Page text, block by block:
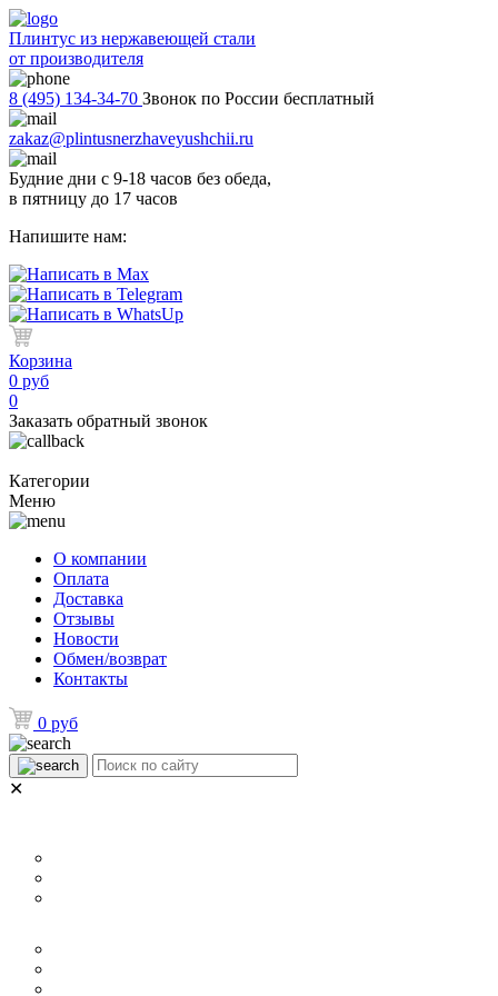
Плинтус из нержавеющей стали
от производителя
8 (495) 134-34-70 Звонок по России бесплатный
zakaz@plintusnerzhaveyushchii.ru
Будние дни с 9-18 часов без обеда,
в пятницу до 17 часов
Напишите нам:
Корзина
0 руб
0
Заказать обратный звонок
Категории
Меню
О компании
Оплата
Доставка
Отзывы
Новости
Обмен/возврат
Контакты
0 руб
✕